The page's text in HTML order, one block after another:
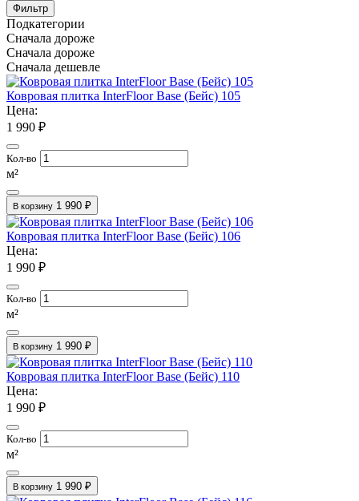
Фильтр
Подкатегории
Сначала дороже
Сначала дороже
Сначала дешевле
Ковровая плитка InterFloor Base (Бейс) 105
Цена:
1 990 ₽
Кол-во
м²
В корзину 1 990 ₽
Ковровая плитка InterFloor Base (Бейс) 106
Цена:
1 990 ₽
Кол-во
м²
В корзину 1 990 ₽
Ковровая плитка InterFloor Base (Бейс) 110
Цена:
1 990 ₽
Кол-во
м²
В корзину 1 990 ₽